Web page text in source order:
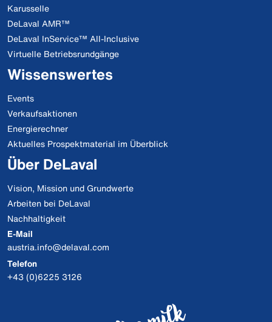
Karusselle
DeLaval AMR™
DeLaval InService™ All-Inclusive
Virtuelle Betriebsrundgänge
Wissenswertes
Events
Verkaufsaktionen
Energierechner
Aktuelles Prospektmaterial im Überblick
Über DeLaval
Vision, Mission und Grundwerte
Arbeiten bei DeLaval
Nachhaltigkeit
E-Mail
austria.info@delaval.com
Telefon
+43 (0)6225 3126